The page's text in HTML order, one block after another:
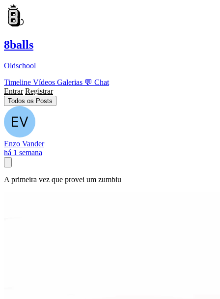
8balls
Oldschool
Timeline Vídeos Galerias 💬 Chat
Entrar Registrar
Todos os Posts
Enzo Vander
há 1 semana
A primeira vez que provei um zumbiu